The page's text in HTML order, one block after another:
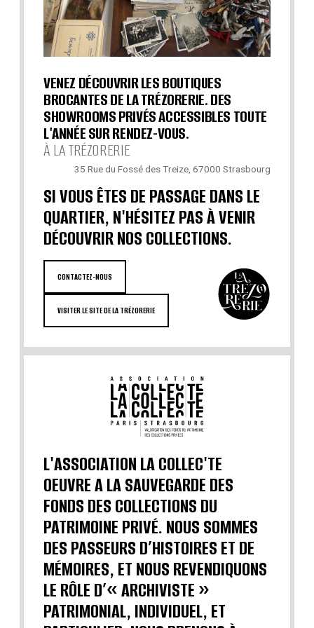
VENEZ DÉCOUVRIR LES BOUTIQUES
BROCANTES DE LA TRÉZORERIE. DES
SHOWROOMS PRIVÉS ACCESSIBLES TOUTE
L'ANNÉE SUR RENDEZ-VOUS.
À LA TRÉZORERIE
35 Rue du Fossé des Treize, 67000 Strasbourg
SI VOUS ÊTES DE PASSAGE DANS LE
QUARTIER, N'HÉSITEZ PAS À VENIR
DÉCOUVRIR NOS COLLECTIONS.
CONTACTEZ-NOUS
VISITER LE SITE DE LA TRÉZORERIE
L'ASSOCIATION LA COLLEC'TE
OEUVRE A LA SAUVEGARDE DES
FONDS DES COLLECTIONS DU
PATRIMOINE PRIVÉ. NOUS SOMMES
DES PASSEURS D’HISTOIRES ET DE
MÉMOIRES, ET NOUS REVENDIQUONS
LE RÔLE D’« ARCHIVISTE »
PATRIMONIAL, INDIVIDUEL, ET